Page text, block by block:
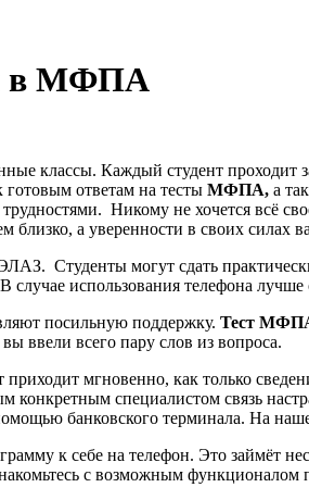
в МФПА
классы. Каждый студент
ответам на тесты МФПА, а
Никому не хочется всё
а уверенности в своих силах
Студенты могут сдать
использования телефона лучше
посильную поддержку. Тест
ввели всего пару слов из вопроса.
приходит мгновенно, как только
специалистом связь
банковского терминала. На
к себе на телефон. Это займёт
с возможным функционалом